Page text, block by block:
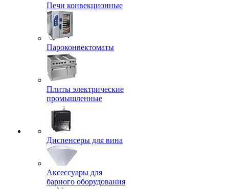
Печи конвекционные
Пароконвектоматы
Плиты электрические
промышленные
Диспенсеры для вина
Аксессуары для
барного оборудования